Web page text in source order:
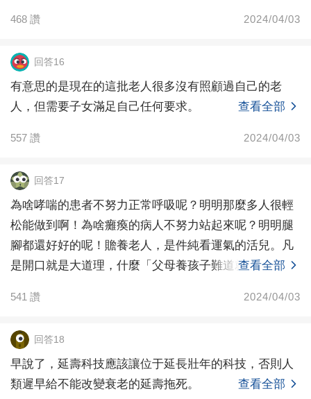
468 讚 2024/04/03
回答16
有意思的是現在的這批老人很多沒有照顧過自己的老
人，但需要子女滿足自己任何要求。
查看全部
557 讚 2024/04/03
回答17
為啥哮喘的患者不努力正常呼吸呢？明明那麼多人很輕
松能做到啊！為啥癱瘓的病人不努力站起來呢？明明腿
腳都還好好的呢！贍養老人，是件純看運氣的活兒。凡
是開口就是大道理，什麼「父母養孩子難道就容易
查看全部
541 讚 2024/04/03
回答18
早說了，延壽科技應該讓位于延長壯年的科技，否則人
類遲早給不能改變衰老的延壽拖死。
查看全部